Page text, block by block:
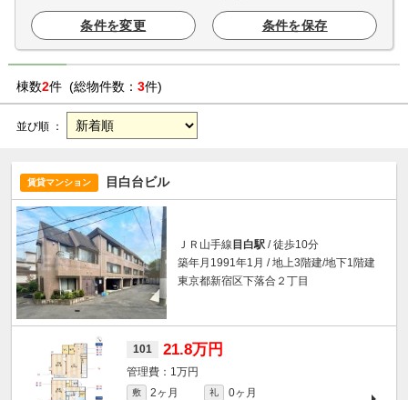
条件を変更 条件を保存
棟数2件 (総物件数： 3件)
並び順 ：
賃貸マンション 目白台ビル
ＪＲ山手線 目白駅 / 徒歩10分
築年月1991年1月 / 地上3階建/地下1階建
東京都新宿区下落合２丁目
101 21.8万円
1万円
敷 2ヶ月 礼
0ヶ月